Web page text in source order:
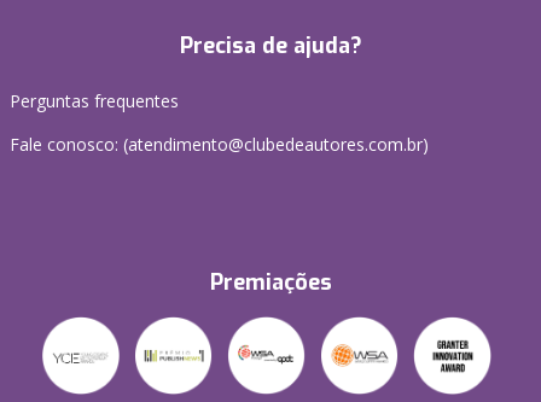
Precisa de ajuda?
Perguntas frequentes
Fale conosco: (atendimento@clubedeautores.com.br)
Premiações